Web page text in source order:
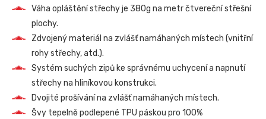
Váha opláštění střechy je 380g na metr čtvereční střešní
plochy.
Zdvojený materiál na zvlášť namáhaných místech (vnitřní
rohy střechy, atd.).
Systém suchých zipů ke správnému uchycení a napnutí
střechy na hliníkovou konstrukci.
Dvojité prošívání na zvlášť namáhaných místech.
Švy tepelně podlepené TPU páskou pro 100%